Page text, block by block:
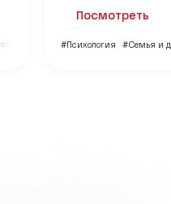
#Личный бренд
Посмотреть
#Психология #Семья и